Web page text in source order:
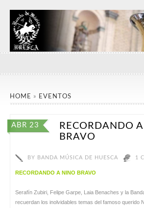
HOME » EVENTOS
ABR 23
RECORDANDO
BRAVO
BY BANDA MÚSICA DE HUESCA 1
RECORDANDO A NINO BRAVO
Serafín Zubiri, Felipe Garpe, Laia Benaches y la
recuerdan los inolvidables temas del famoso querido